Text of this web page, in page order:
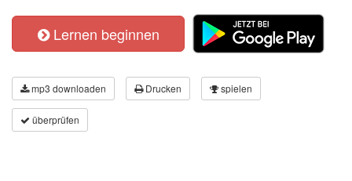
Lernen beginnen
mp3 downloaden Drucken spielen
überprüfen